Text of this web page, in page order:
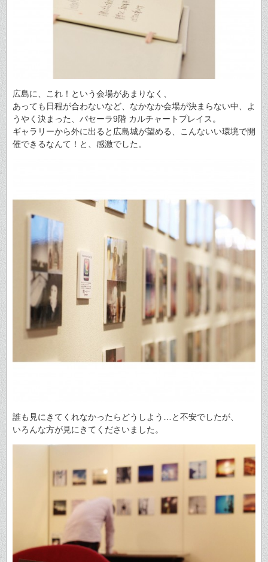
広島に、これ！という会場があまりなく、
あっても日程が合わないなど、なかなか会場が決まらない中、よ
うやく決まった、パセーラ9階 カルチャートプレイス。
ギャラリーから外に出ると広島城が望める、こんないい環境で開
催できるなんて！と、感激でした。
誰も見にきてくれなかったらどうしよう…と不安でしたが、
いろんな方が見にきてくださいました。